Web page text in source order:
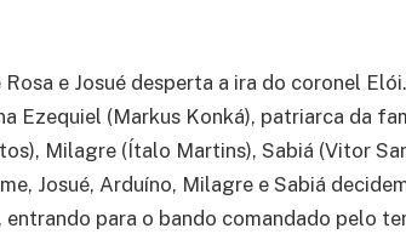
e Josué desperta a ira do coronel
Ezequiel (Markus Konká), patriarca da
Milagre (Ítalo Martins), Sabiá (Vitor
Josué, Arduíno, Milagre e Sabiá
entrando para o bando comandado pelo